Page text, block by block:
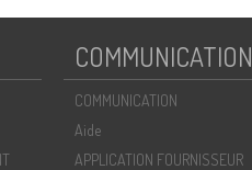
COMMUNICATION
COMMUNICATION
Aide
APPLICATION FOURNISSEUR